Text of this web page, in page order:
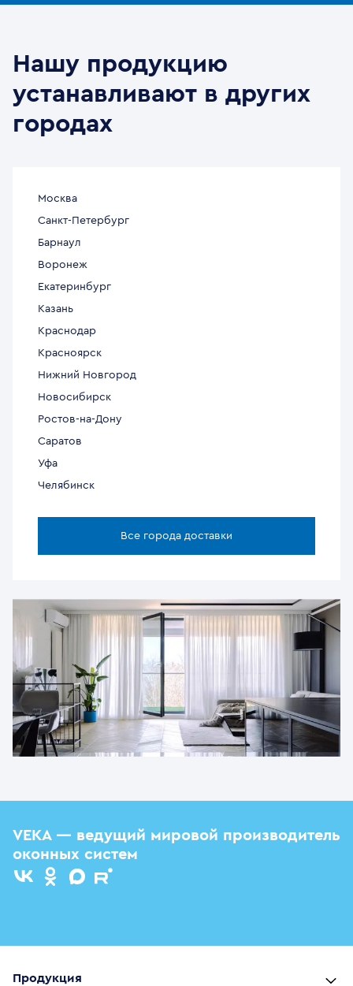
Нашу продукцию
устанавливают в других
городах
Москва
Санкт-Петербург
Барнаул
Воронеж
Екатеринбург
Казань
Краснодар
Красноярск
Нижний Новгород
Новосибирск
Ростов-на-Дону
Саратов
Уфа
Челябинск
Все города доставки
VEKA — ведущий мировой производитель
оконных систем
Продукция